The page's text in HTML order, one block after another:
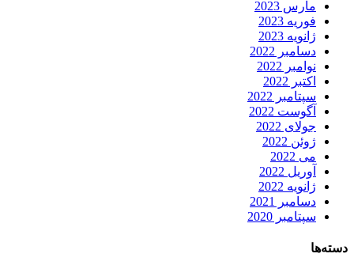
مارس 2023
فوریه 2023
ژانویه 2023
دسامبر 2022
نوامبر 2022
اکتبر 2022
سپتامبر 2022
آگوست 2022
جولای 2022
ژوئن 2022
می 2022
آوریل 2022
ژانویه 2022
دسامبر 2021
سپتامبر 2020
دسته‌ها